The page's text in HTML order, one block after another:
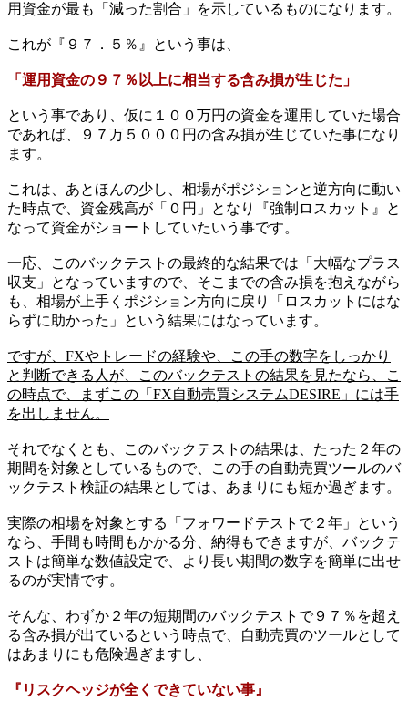
用資金が最も「減った割合」を示しているものになります。
これが『９７．５％』という事は、
「運用資金の９７％以上に相当する含み損が生じた」
という事であり、仮に１００万円の資金を運用していた場合
であれば、９７万５０００円の含み損が生じていた事になり
ます。
これは、あとほんの少し、相場がポジションと逆方向に動い
た時点で、資金残高が「０円」となり『強制ロスカット』と
なって資金がショートしていたいう事です。
一応、このバックテストの最終的な結果では「大幅なプラス
収支」となっていますので、そこまでの含み損を抱えながら
も、相場が上手くポジション方向に戻り「ロスカットにはな
らずに助かった」という結果にはなっています。
ですが、FXやトレードの経験や、この手の数字をしっかり
と判断できる人が、このバックテストの結果を見たなら、こ
の時点で、まずこの「FX自動売買システムDESIRE」には手
を出しません。
それでなくとも、このバックテストの結果は、たった２年の
期間を対象としているもので、この手の自動売買ツールのバ
ックテスト検証の結果としては、あまりにも短か過ぎます。
実際の相場を対象とする「フォワードテストで２年」という
なら、手間も時間もかかる分、納得もできますが、バックテ
ストは簡単な数値設定で、より長い期間の数字を簡単に出せ
るのが実情です。
そんな、わずか２年の短期間のバックテストで９７％を超え
る含み損が出ているという時点で、自動売買のツールとして
はあまりにも危険過ぎますし、
『リスクヘッジが全くできていない事』